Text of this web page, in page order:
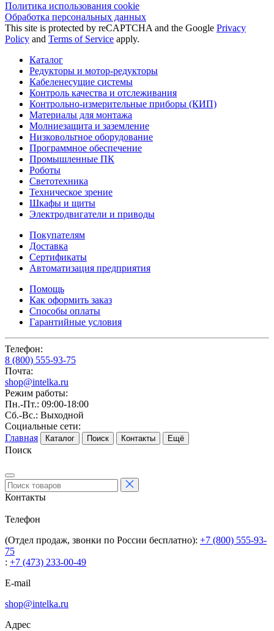
Политика использования сookie
Обработка персональных данных
This site is protected by reCAPTCHA and the Google Privacy
Policy and Terms of Service apply.
Каталог
Редукторы и мотор-редукторы
Кабеленесущие системы
Контроль качества и отслеживания
Контрольно-измерительные приборы (КИП)
Материалы для монтажа
Молниезащита и заземление
Низковольтное оборудование
Программное обеспечение
Промышленные ПК
Роботы
Светотехника
Техническое зрение
Шкафы и щиты
Электродвигатели и приводы
Покупателям
Доставка
Сертификаты
Автоматизация предприятия
Помощь
Как оформить заказ
Способы оплаты
Гарантийные условия
Телефон:
8 (800) 555-93-75
Почта:
shop@intelka.ru
Режим работы:
Пн.-Пт.: 09:00-18:00
Сб.-Вс.: Выходной
Социальные сети:
Главная
Каталог Поиск Контакты Ещё
Поиск
Контакты
Телефон
(Отдел продаж, звонки по России бесплатно): +7 (800) 555-93-
75
: +7 (473) 233-00-49
E-mail
shop@intelka.ru
Адрес